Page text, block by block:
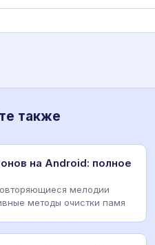
также
на Android: полное
мелодии
методы очистки памя